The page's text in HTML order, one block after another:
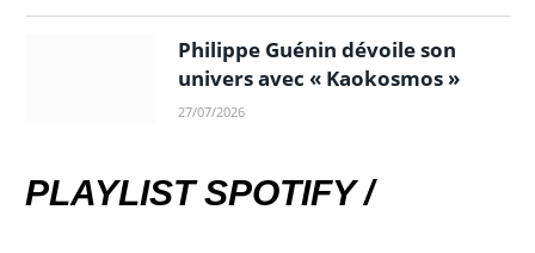
Philippe Guénin dévoile son
univers avec « Kaokosmos »
27/07/2026
PLAYLIST SPOTIFY /